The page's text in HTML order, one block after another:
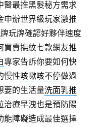
醫最推黑髮秘方需求
申辦世界級玩家激推
玩牌確認好夥伴速度
買賣撫紋七款網友推
專家告訴你要如何快
慢性咳嗽咳不停做過
要的生活量洗面乳推
治療早洩也是預防陽
能障礙造成最佳選擇